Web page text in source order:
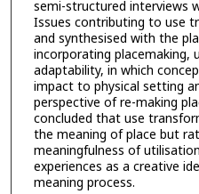
semi-structured interviews
Issues contributing to use
and synthesised with the
incorporating placemaking,
adaptability, in which
impact to physical setting
perspective of re-making
concluded that use
the meaning of place but
meaningfulness of
experiences as a creative
meaning process.